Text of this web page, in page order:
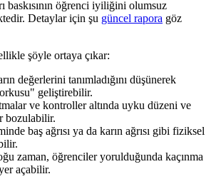
baskısının öğrenci iyiliğini olumsuz
Detaylar için şu güncel rapora göz
şöyle ortaya çıkar:
değerlerini tanımladığını düşünerek
geliştirebilir.
ve kontroller altında uyku düzeni ve
bozulabilir.
baş ağrısı ya da karın ağrısı gibi fiziksel
zaman, öğrenciler yorulduğunda kaçınma
açabilir.